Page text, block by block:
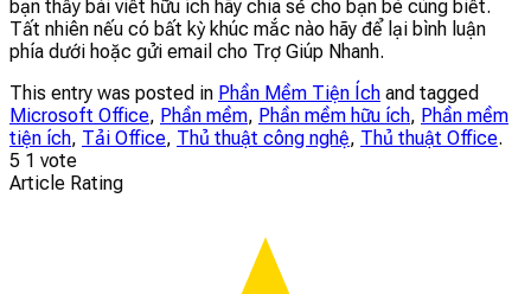
bạn thấy bài viết hữu ích hãy chia sẻ cho bạn bè cùng biết.
Tất nhiên nếu có bất kỳ khúc mắc nào hãy để lại bình luận
phía dưới hoặc gửi email cho Trợ Giúp Nhanh.
This entry was posted in Phần Mềm Tiện Ích and tagged
Microsoft Office, Phần mềm, Phần mềm hữu ích, Phần mềm
tiện ích, Tải Office, Thủ thuật công nghệ, Thủ thuật Office.
5 1 vote
Article Rating